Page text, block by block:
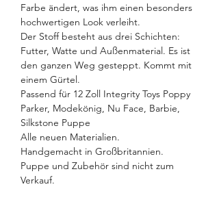
Farbe ändert, was ihm einen besonders
hochwertigen Look verleiht.
Der Stoff besteht aus drei Schichten:
Futter, Watte und Außenmaterial. Es ist
den ganzen Weg gesteppt. Kommt mit
einem Gürtel.
Passend für 12 Zoll Integrity Toys Poppy
Parker, Modekönig, Nu Face, Barbie,
Silkstone Puppe
Alle neuen Materialien.
Handgemacht in Großbritannien.
Puppe und Zubehör sind nicht zum
Verkauf.